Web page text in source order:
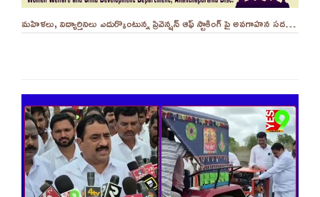
మహిళలు, విద్యార్తినిలు ఎదుర్కొంటున్న ప్రివెన్షన్ ఆఫ్ స్టాకింగ్ పై అవగాహన సదస్సు.. - ||YES 9TV